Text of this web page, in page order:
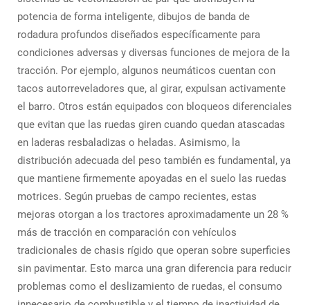
potencia de forma inteligente, dibujos de banda de
rodadura profundos diseñados específicamente para
condiciones adversas y diversas funciones de mejora de la
tracción. Por ejemplo, algunos neumáticos cuentan con
tacos autorreveladores que, al girar, expulsan activamente
el barro. Otros están equipados con bloqueos diferenciales
que evitan que las ruedas giren cuando quedan atascadas
en laderas resbaladizas o heladas. Asimismo, la
distribución adecuada del peso también es fundamental, ya
que mantiene firmemente apoyadas en el suelo las ruedas
motrices. Según pruebas de campo recientes, estas
mejoras otorgan a los tractores aproximadamente un 28 %
más de tracción en comparación con vehículos
tradicionales de chasis rígido que operan sobre superficies
sin pavimentar. Esto marca una gran diferencia para reducir
problemas como el deslizamiento de ruedas, el consumo